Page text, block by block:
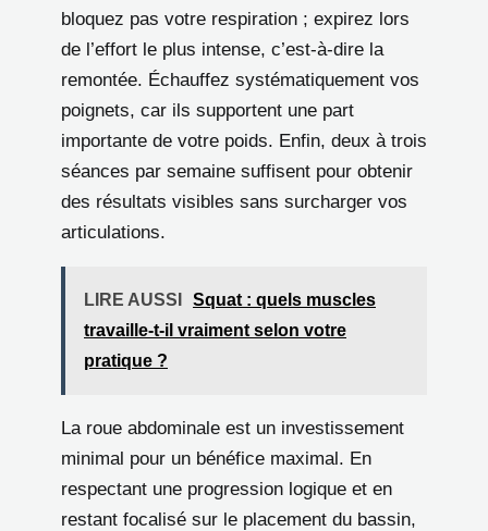
bloquez pas votre respiration ; expirez lors
de l’effort le plus intense, c’est-à-dire la
remontée. Échauffez systématiquement vos
poignets, car ils supportent une part
importante de votre poids. Enfin, deux à trois
séances par semaine suffisent pour obtenir
des résultats visibles sans surcharger vos
articulations.
LIRE AUSSI
Squat : quels muscles
travaille-t-il vraiment selon votre
pratique ?
La roue abdominale est un investissement
minimal pour un bénéfice maximal. En
respectant une progression logique et en
restant focalisé sur le placement du bassin,